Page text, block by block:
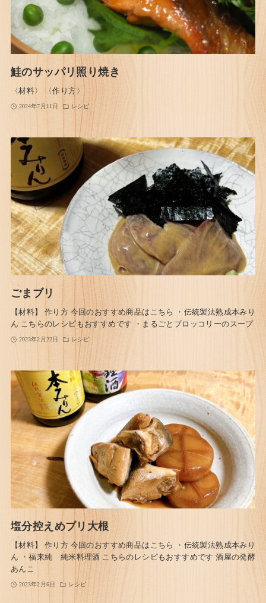
鮭のサッパリ照り焼き
〈材料〉 〈作り方〉
2024年7月11日 レシピ
ごまブリ
【材料】 作り方 今回のおすすめ商品はこちら ・伝統製法熟成本みり
ん こちらのレシピもおすすめです ・まるごとブロッコリーのスープ
2023年2月22日 レシピ
塩分控えめブリ大根
【材料】 作り方 今回のおすすめ商品はこちら ・伝統製法熟成本みり
ん ・福来純 純米料理酒 こちらのレシピもおすすめです 酒屋の発酵
あんこ
2023年2月6日 レシピ